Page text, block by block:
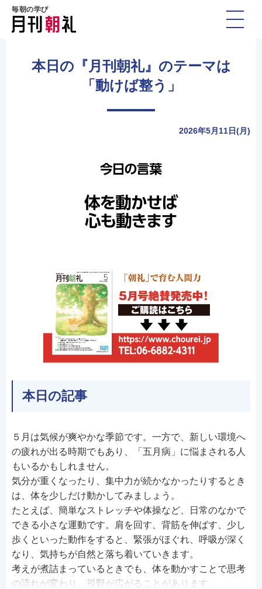
毎朝の学び
本日の『月刊朝礼』のテーマは
「動けば整う」
2026年5月11日(月)
本日の記事
５月は気候が爽やかな季節です。一方で、新しい環境へ
の疲れが出る時期でもあり、「五月病」に悩まされる人
もいるかもしれません。
気分が重くなったり、集中力が続かなかったりするとき
は、体を少しだけ動かしてみましょう。
たとえば、簡単なストレッチや体操など、日常のなかで
できる小さな運動です。肩を回す、背筋を伸ばす、少し
歩くといった動作をすると、緊張がほぐれ、呼吸が深く
なり、気持ちが自然と落ち着いていきます。
考えが煮詰まっているときでも、体を動かすことで思考
の流れが変わり、視野が広がることがあります。